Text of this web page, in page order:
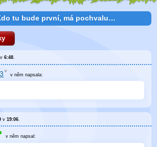
tu bude první, má pochvalu…
v6:48.
v něm napsala:
v19:06
v něm napsal: